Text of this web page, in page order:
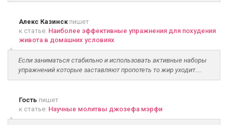
Алекс Казинскпишет
к статье: Наиболее эффективные упражнения для похудения
живота в домашних условиях
Если заниматься стабильно и использовать активные наборы
упражнений которые заставляют пропотеть то жир уходит....
Гость пишет
к статье: Научные молитвы джозефа мэрфи